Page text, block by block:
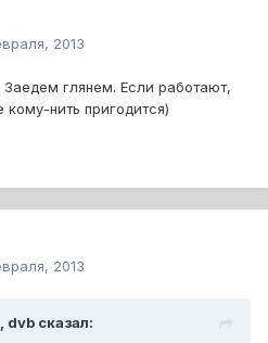
2013
Заедем глянем. Если работают,
нить пригодится)
2013
сказал: